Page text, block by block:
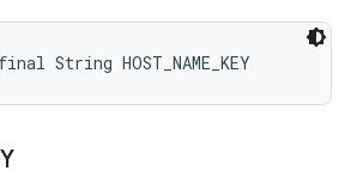
String HOST_NAME_KEY